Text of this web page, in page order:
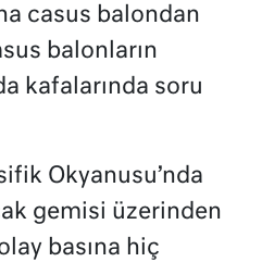
casus balondan
balonların
kafalarında soru
Okyanusu’nda
gemisi üzerinden
basına hiç